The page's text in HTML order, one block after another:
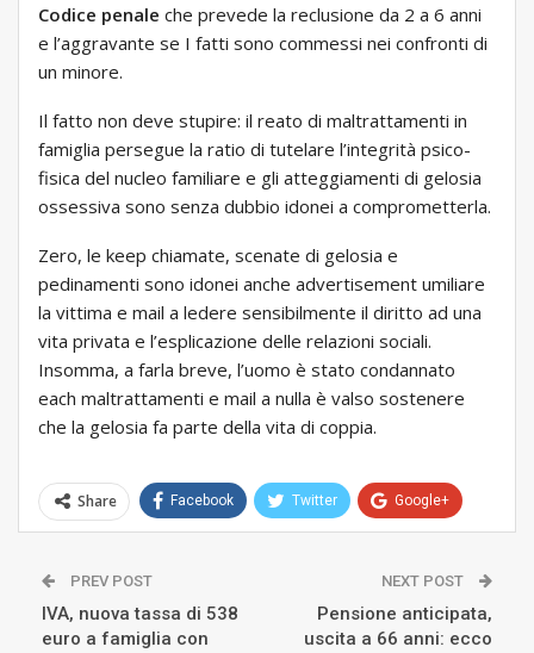
Codice penale che prevede la reclusione da 2 a 6 anni
e l’aggravante se I fatti sono commessi nei confronti di
un minore.
Il fatto non deve stupire: il reato di maltrattamenti in
famiglia persegue la ratio di tutelare l’integrità psico-
fisica del nucleo familiare e gli atteggiamenti di gelosia
ossessiva sono senza dubbio idonei a comprometterla.
Zero, le keep chiamate, scenate di gelosia e
pedinamenti sono idonei anche advertisement umiliare
la vittima e mail a ledere sensibilmente il diritto ad una
vita privata e l’esplicazione delle relazioni sociali.
Insomma, a farla breve, l’uomo è stato condannato
each maltrattamenti e mail a nulla è valso sostenere
che la gelosia fa parte della vita di coppia.
Share Facebook Twitter Google+
E-mail
PREV POST
IVA, nuova tassa di 538
euro a famiglia con
NEXT POST
Pensione anticipata,
uscita a 66 anni: ecco